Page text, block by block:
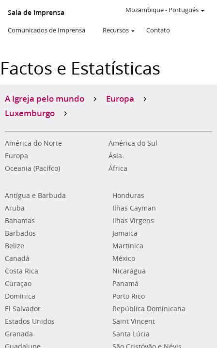
Sala de Imprensa
Comunicados de Imprensa Recursos Contato
Mozambique- Português
Factos e Estatísticas
A Igreja pelo mundo
Europa
Luxemburgo
América do Norte
América do Sul
Europa
Ásia
Oceania (Pacífco)
África
Antígua e Barbuda
Aruba
Bahamas
Barbados
Belize
Canadá
Costa Rica
Curaçao
Dominica
El Salvador
Estados Unidos
Granada
Honduras
Ilhas Cayman
Ilhas Virgens
Jamaica
Martinica
México
Nicarágua
Panamá
Porto Rico
República Dominicana
Saint Vincent
Santa Lúcia